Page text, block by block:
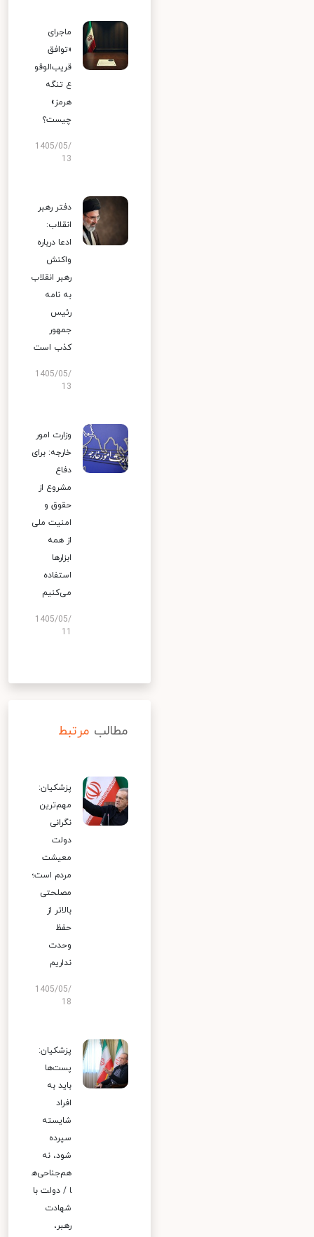
ماجرای
«توافق
قریب‌الوقو
ع تنگه
هرمز»
چیست؟
1405/05/
13
دفتر رهبر
انقلاب:
ادعا درباره
واکنش
رهبر انقلاب
به نامه
رئیس
جمهور
کذب است
1405/05/
13
وزارت امور
خارجه: برای
دفاع
مشروع از
حقوق و
امنیت ملی
از همه
ابزارها
استفاده
می‌کنیم
1405/05/
مطالب مرتبط
پزشکیان:
مهم‌ترین
نگرانی
دولت
معیشت
مردم است؛
مصلحتی
بالاتر از
حفظ
وحدت
نداریم
1405/05/
18
پزشکیان:
پست‌ها
باید به
افراد
شایسته
سپرده
شود، نه
هم‌جناحی‌ه
ا / دولت با
شهادت
رهبر،